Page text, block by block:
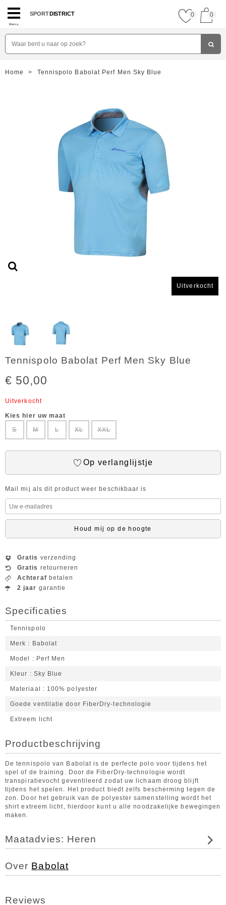
Menu
SPORTDISTRICT 0 0
Home > Tennispolo Babolat Perf Men Sky Blue
Uitverkocht
Tennispolo Babolat Perf Men Sky Blue
€ 50,00
Uitverkocht
Kies hier uw maat
S
M L XL XXL
Op verlanglijstje
Mail mij als dit product weer beschikbaar is
Houd mij op de hoogte
Gratis verzending
Gratis retourneren
Achteraf betalen
2 jaar garantie
Specificaties
Tennispolo
Merk Babolat
Model Perf Men
Kleur Sky Blue
Materiaal 100% polyester
Goede ventilatie door FiberDry-technologie
Extreem licht
Productbeschrijving
De tennispolo van Babolat is de perfecte polo voor tijdens het
spel of de training. Door de FiberDry-technologie wordt
transpiratievocht geventileerd zodat uw lichaam droog blijft
tijdens het spelen. Het product biedt zelfs bescherming tegen de
zon. Door het gebruik van de polyester samenstelling wordt het
shirt extreem licht, hierdoor kunt u alle noodzakelijke bewegingen
maken.
Maatadvies: Heren
Over Babolat
Reviews